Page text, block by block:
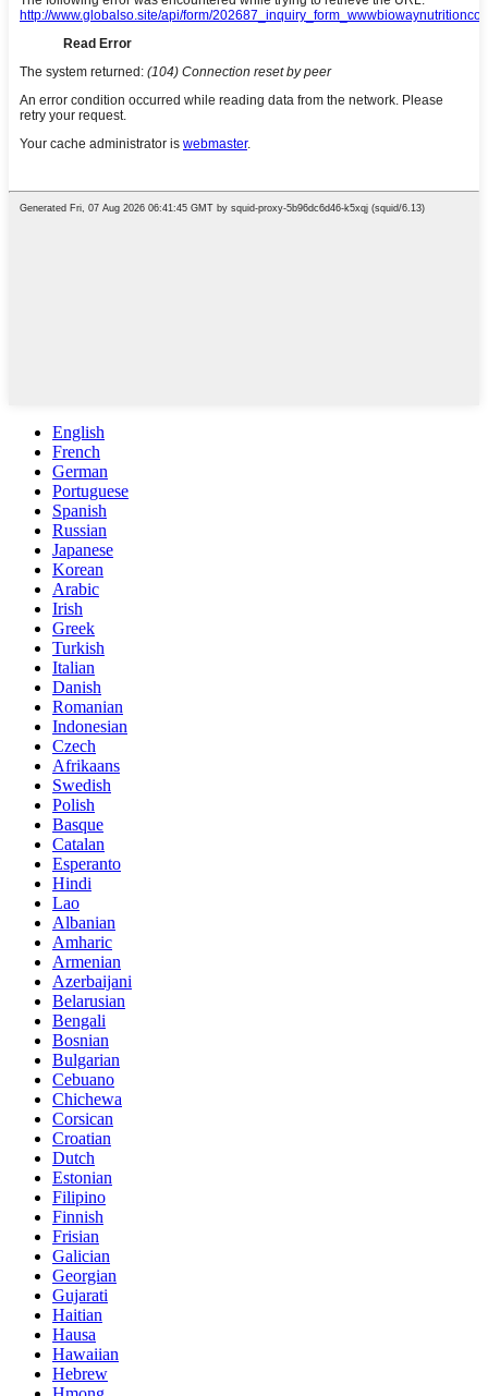
English
French
German
Portuguese
Spanish
Russian
Japanese
Korean
Arabic
Irish
Greek
Turkish
Italian
Danish
Romanian
Indonesian
Czech
Afrikaans
Swedish
Polish
Basque
Catalan
Esperanto
Hindi
Lao
Albanian
Amharic
Armenian
Azerbaijani
Belarusian
Bengali
Bosnian
Bulgarian
Cebuano
Chichewa
Corsican
Croatian
Dutch
Estonian
Filipino
Finnish
Frisian
Galician
Georgian
Gujarati
Haitian
Hausa
Hawaiian
Hebrew